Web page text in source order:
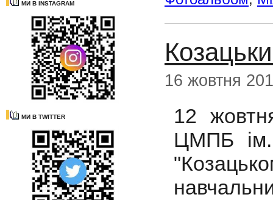
МИ В INSTAGRAM
МИ В TWITTER
16 жовтня
12
ЦМПБ ім.